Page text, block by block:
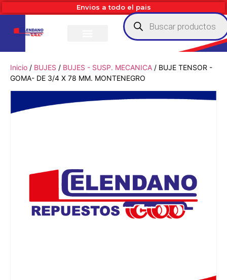
Envios a todo el pais
Inicio / BUJES / BUJES - SUSP. MECANICA / BUJE TENSOR -
GOMA- DE 3/4 X 78 MM. MONTENEGRO